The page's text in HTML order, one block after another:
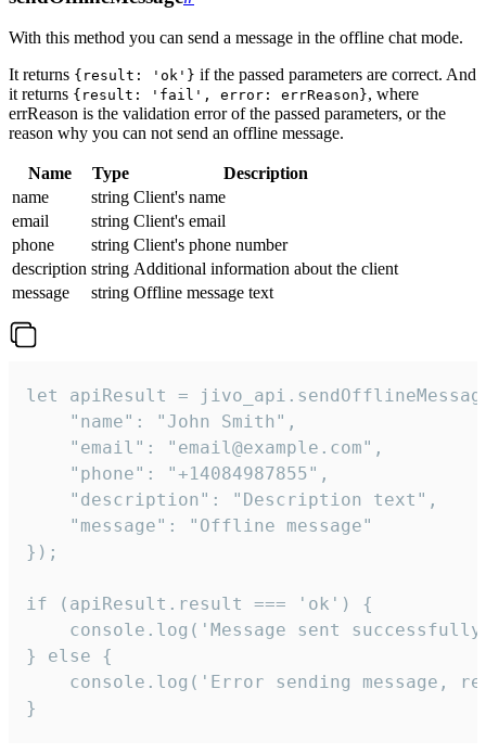
With this method you can send a message in the offline chat mode.
It returns {result: 'ok'} if the passed parameters are correct. And
it returns {result: 'fail', error: errReason}, where
errReason is the validation error of the passed parameters, or the
reason why you can not send an offline message.
Name Type
Description
name
string Client's name
email
string Client's email
phone
string Client's phone number
description string Additional information about the client
message
string Offline message text
let apiResult =
    "name": "John Smith",
    "email": "email@example.com",
    "phone": "+14084987855",
    "description": "Description text",
    "message": "Offline message"
});
if (apiResult.result === 'ok') {
console.log('Message sent
} else {
console.log('Error sending message,
}